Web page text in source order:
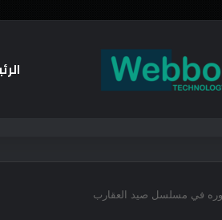
في مسلسل صيد العقارب